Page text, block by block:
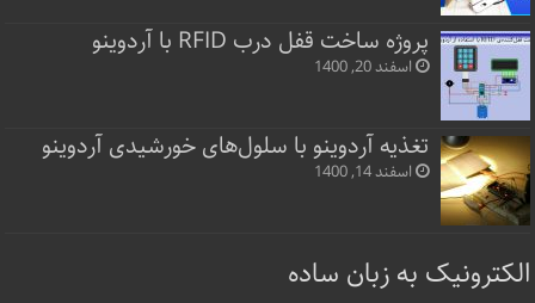
پروژه ساخت قفل‌ درب RFID با آردوینو
اسفند 20, 1400
تغذیه آردوینو با سلول‌های خورشیدی آردوینو
اسفند 14, 1400
الکترونیک به زبان ساده